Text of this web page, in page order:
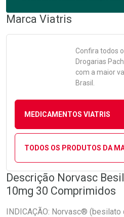
Marca Viatris
Confira todos
Drogarias
com a maior
Brasil.
MEDICAMENTOS VIATRIS
TODOS OS PRODUTOS DA
Descrição Norvasc
10mg 30 Comprimidos
INDICAÇÃO: Norvasc®